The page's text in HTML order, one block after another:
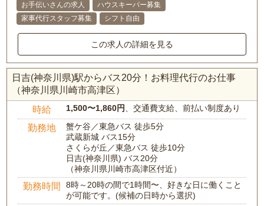
お手伝いさんの求人
ハウスキーパー募集
家事代行スタッフ募集
シフト自由
この求人の詳細を見る
日吉(神奈川県)駅からバス20分！お料理代行のお仕事
（神奈川県川崎市高津区）
時給 1,500〜1,860円、交通費支給、前払い制度あり
勤務地
蟹ケ谷／東急バス 徒歩5分
武蔵新城 バス15分
さくらが丘／東急バス 徒歩10分
日吉(神奈川県) バス20分
（神奈川県川崎市高津区付近）
勤務時間
8時～20時の間で1時間〜、好きな日に働くこと
が可能です。(候補の日時から選択)